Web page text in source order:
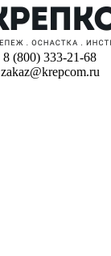
8 (800) 333-21-68
zakaz@krepcom.ru